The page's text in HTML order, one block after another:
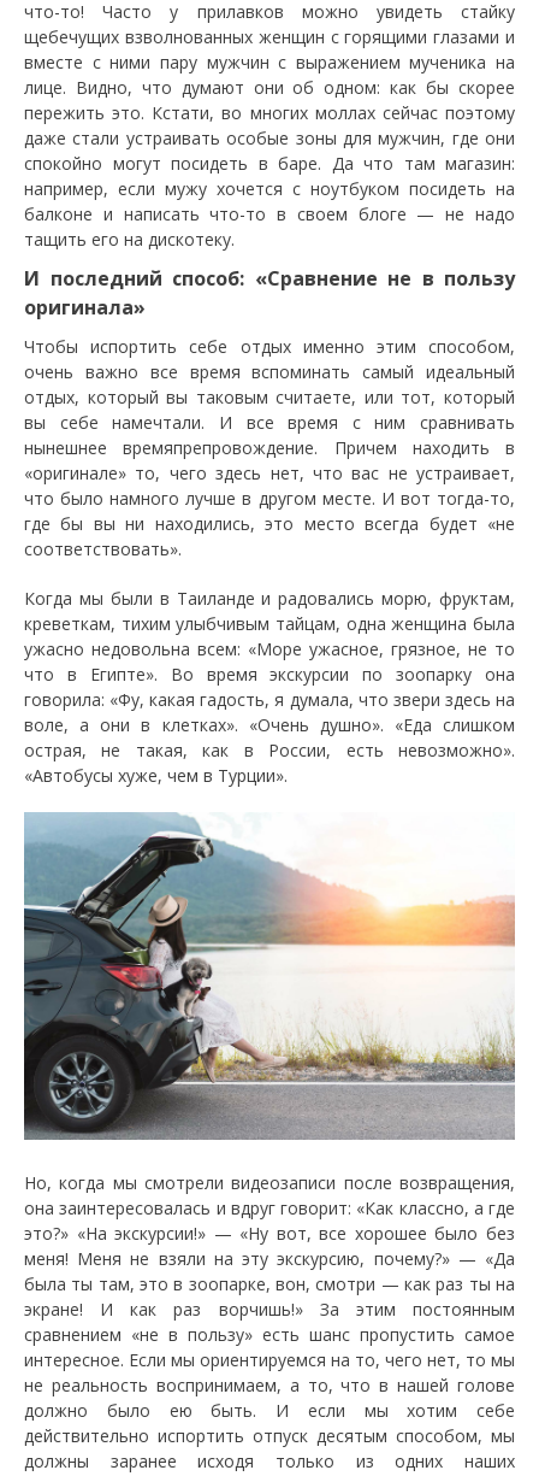
что-то! Часто у прилавков можно увидеть стайку
щебечущих взволнованных женщин с горящими глазами и
вместе с ними пару мужчин с выражением мученика на
лице. Видно, что думают они об одном: как бы скорее
пережить это. Кстати, во многих моллах сейчас поэтому
даже стали устраивать особые зоны для мужчин, где они
спокойно могут посидеть в баре. Да что там магазин:
например, если мужу хочется с ноутбуком посидеть на
балконе и написать что-то в своем блоге — не надо
тащить его на дискотеку.
И последний способ: «Сравнение не в пользу
оригинала»
Чтобы испортить себе отдых именно этим способом,
очень важно все время вспоминать самый идеальный
отдых, который вы таковым считаете, или тот, который
вы себе намечтали. И все время с ним сравнивать
нынешнее времяпрепровождение. Причем находить в
«оригинале» то, чего здесь нет, что вас не устраивает,
что было намного лучше в другом месте. И вот тогда-то,
где бы вы ни находились, это место всегда будет «не
соответствовать».
Когда мы были в Таиланде и радовались морю, фруктам,
креветкам, тихим улыбчивым тайцам, одна женщина была
ужасно недовольна всем: «Море ужасное, грязное, не то
что в Египте». Во время экскурсии по зоопарку она
говорила: «Фу, какая гадость, я думала, что звери здесь на
воле, а они в клетках». «Очень душно». «Еда слишком
острая, не такая, как в России, есть невозможно».
«Автобусы хуже, чем в Турции».
Но, когда мы смотрели видеозаписи после возвращения,
она заинтересовалась и вдруг говорит: «Как классно, а где
это?» «На экскурсии!» — «Ну вот, все хорошее было без
меня! Меня не взяли на эту экскурсию, почему?» — «Да
была ты там, это в зоопарке, вон, смотри — как раз ты на
экране! И как раз ворчишь!» За этим постоянным
сравнением «не в пользу» есть шанс пропустить самое
интересное. Если мы ориентируемся на то, чего нет, то мы
не реальность воспринимаем, а то, что в нашей голове
должно было ею быть. И если мы хотим себе
действительно испортить отпуск десятым способом, мы
должны заранее исходя только из одних наших